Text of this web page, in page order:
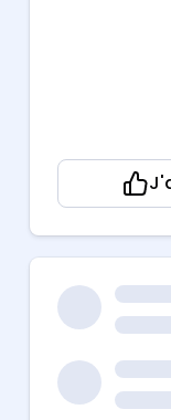
Restez
d’histoires